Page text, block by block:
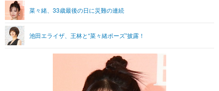
グラビア
ショッピング
プッシュ通知の停止方法
菜々緒、33歳最後の日に災難の連続
池田エライザ、王林と“菜々緒ポーズ”披露！